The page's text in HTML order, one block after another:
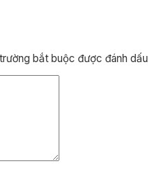
bắt buộc được đánh dấu